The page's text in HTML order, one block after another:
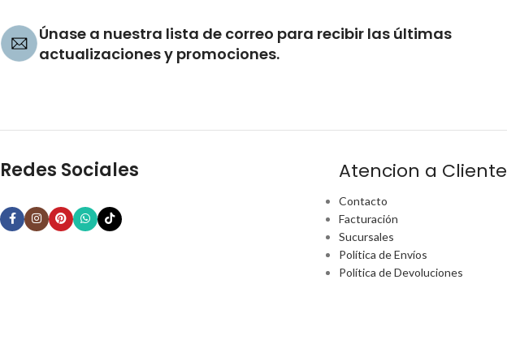
Únase a nuestra lista de correo para recibir las últimas
actualizaciones y promociones.
Redes Sociales Atencion a Cliente
Contacto
Facturación
Sucursales
Política de Envíos
Política de Devoluciones